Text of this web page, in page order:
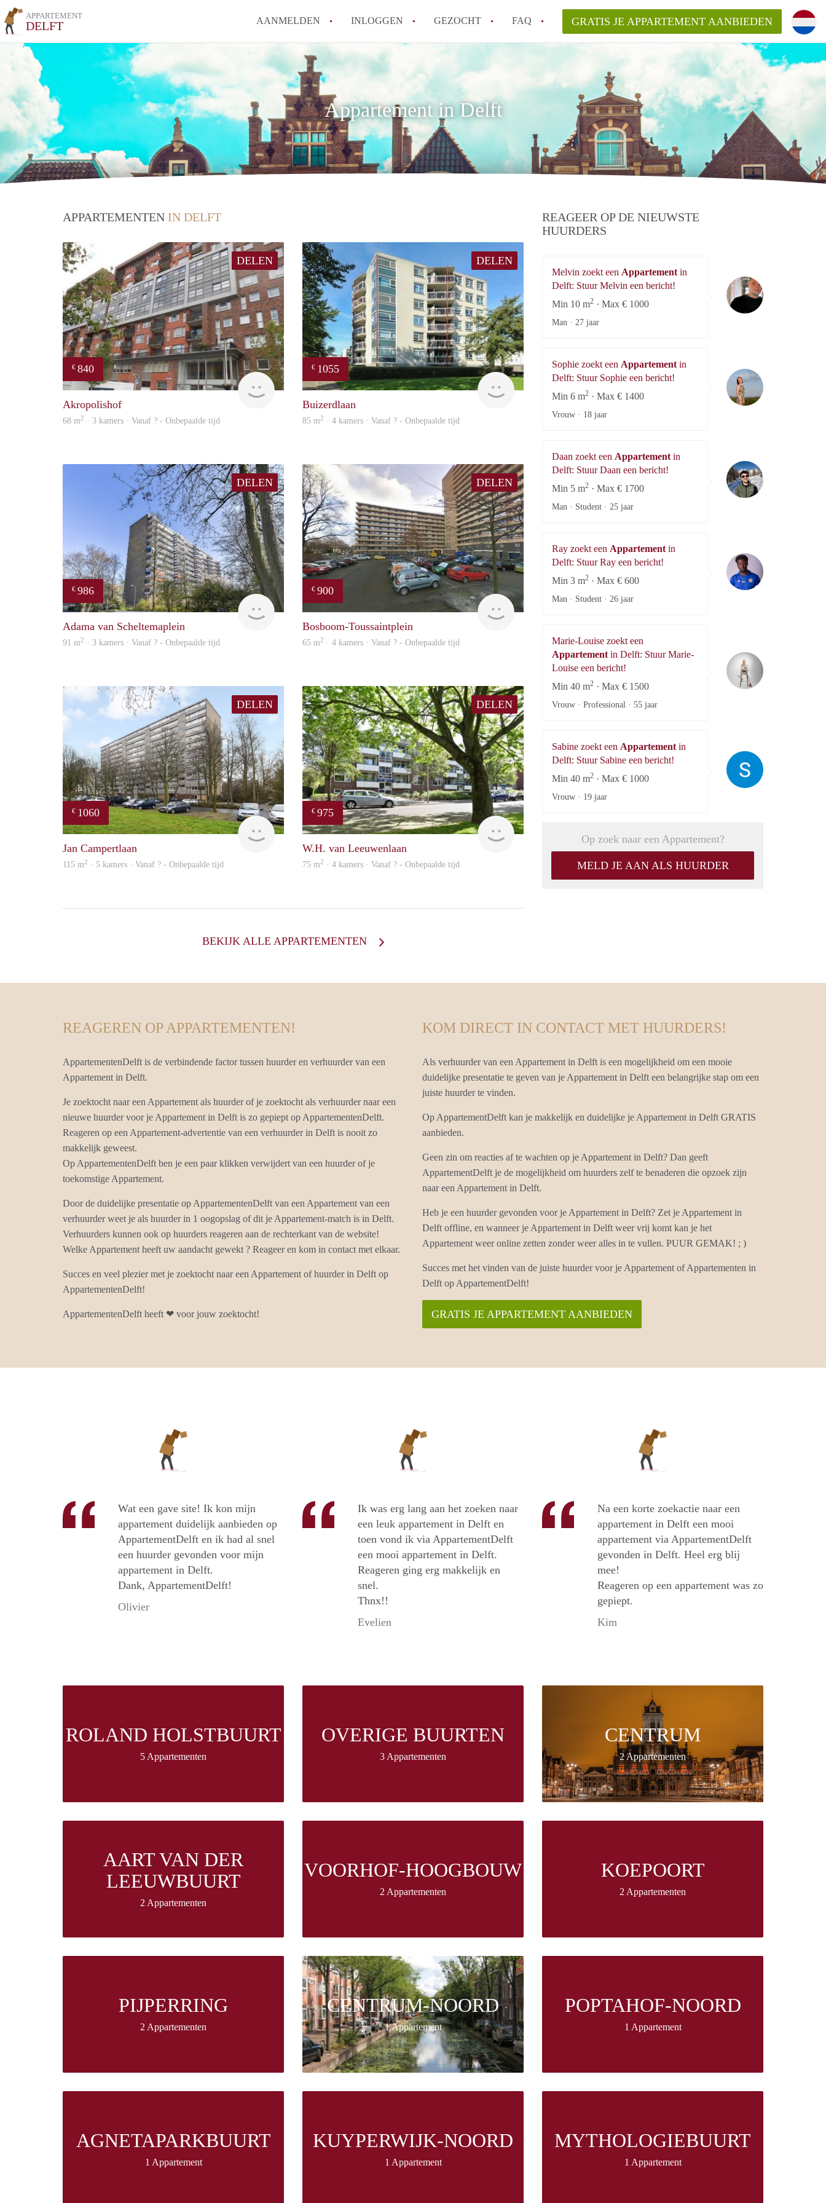
APPARTEMENT
DELFT AANMELDEN INLOGGEN GEZOCHT FAQ
How to translate AppartementDelft!
Wat is AppartementDelft?
Hoeveel kost het om te reageren op een Appartement in Delft?
Wat is de privacyverklaring van AppartementDelft?
Berekent AppartementDelft makelaarsvergoeding/bemiddelingsvergoeding?
Alle veelgestelde vragen
GRATIS JE APPARTEMENT AANBIEDEN
Appartement in Delft
APPARTEMENTEN IN DELFT
DELEN
€ 840
rent
Akropolishof
68 m2 · 3 kamers · Vanaf ? - Onbepaalde tijd
DELEN
€ 1055
rent
Buizerdlaan
85 m2 · 4 kamers · Vanaf ? - Onbepaalde tijd
DELEN
€ 986
finder
Adama van Scheltemaplein
91 m2 · 3 kamers · Vanaf ? - Onbepaalde tijd
DELEN
€ 900
finder
Bosboom-Toussaintplein
65 m2 · 4 kamers · Vanaf ? - Onbepaalde tijd
DELEN
€ 1060
finder
Jan Campertlaan
115 m2 · 5 kamers · Vanaf ? - Onbepaalde tijd
DELEN
€ 975
Woning
W.H. van Leeuwenlaan
75 m2 · 4 kamers · Vanaf ? - Onbepaalde tijd
BEKIJK ALLE APPARTEMENTEN
REAGEER OP DE NIEUWSTE
HUURDERS
Melvin zoekt een Appartement in
Delft: Stuur Melvin een bericht!
Min 10 m2 · Max € 1000
Man · 27 jaar
Sophie zoekt een Appartement in
Delft: Stuur Sophie een bericht!
Min 6 m2 · Max € 1400
Vrouw · 18 jaar
Daan zoekt een Appartement in
Delft: Stuur Daan een bericht!
Min 5 m2 · Max € 1700
Man · Student · 25 jaar
Ray zoekt een Appartement in
Delft: Stuur Ray een bericht!
Min 3 m2 · Max € 600
Man · Student · 26 jaar
Marie-Louise zoekt een
Appartement in Delft: Stuur Marie-
Louise een bericht!
Min 40 m2 · Max € 1500
Vrouw · Professional · 55 jaar
Sabine zoekt een Appartement in
Delft: Stuur Sabine een bericht!
Min 40 m2 · Max € 1000
Vrouw · 19 jaar
Op zoek naar een Appartement?
MELD JE AAN ALS HUURDER
REAGEREN OP APPARTEMENTEN!
AppartementenDelft is de verbindende factor tussen huurder en verhuurder van een
Appartement in Delft.
Je zoektocht naar een Appartement als huurder of je zoektocht als verhuurder naar een
nieuwe huurder voor je Appartement in Delft is zo gepiept op AppartementenDelft.
Reageren op een Appartement-advertentie van een verhuurder in Delft is nooit zo
makkelijk geweest.
Op AppartementenDelft ben je een paar klikken verwijdert van een huurder of je
toekomstige Appartement.
Door de duidelijke presentatie op AppartementenDelft van een Appartement van een
verhuurder weet je als huurder in 1 oogopslag of dit je Appartement-match is in Delft.
Verhuurders kunnen ook op huurders reageren aan de rechterkant van de website!
Welke Appartement heeft uw aandacht gewekt ? Reageer en kom in contact met elkaar.
Succes en veel plezier met je zoektocht naar een Appartement of huurder in Delft op
AppartementenDelft!
AppartementenDelft heeft ❤ voor jouw zoektocht!
KOM DIRECT IN CONTACT MET HUURDERS!
Als verhuurder van een Appartement in Delft is een mogelijkheid om een mooie
duidelijke presentatie te geven van je Appartement in Delft een belangrijke stap om een
juiste huurder te vinden.
Op AppartementDelft kan je makkelijk en duidelijke je Appartement in Delft GRATIS
aanbieden.
Geen zin om reacties af te wachten op je Appartement in Delft? Dan geeft
AppartementDelft je de mogelijkheid om huurders zelf te benaderen die opzoek zijn
naar een Appartement in Delft.
Heb je een huurder gevonden voor je Appartement in Delft? Zet je Appartement in
Delft offline, en wanneer je Appartement in Delft weer vrij komt kan je het
Appartement weer online zetten zonder weer alles in te vullen. PUUR GEMAK! ; )
Succes met het vinden van de juiste huurder voor je Appartement of Appartementen in
Delft op AppartementDelft!
GRATIS JE APPARTEMENT AANBIEDEN
Wat een gave site! Ik kon mijn
appartement duidelijk aanbieden op
AppartementDelft en ik had al snel
een huurder gevonden voor mijn
appartement in Delft.
Dank, AppartementDelft!
Olivier
Ik was erg lang aan het zoeken naar
een leuk appartement in Delft en
toen vond ik via AppartementDelft
een mooi appartement in Delft.
Reageren ging erg makkelijk en
snel.
Thnx!!
Evelien
Na een korte zoekactie naar een
appartement in Delft een mooi
appartement via AppartementDelft
gevonden in Delft. Heel erg blij
mee!
Reageren op een appartement was zo
gepiept.
Kim
ROLAND HOLSTBUURT
5 Appartementen
OVERIGE BUURTEN
3 Appartementen
CENTRUM
2 Appartementen
AART VAN DER
LEEUWBUURT
2 Appartementen
VOORHOF-HOOGBOUW
2 Appartementen
KOEPOORT
2 Appartementen
PIJPERRING
2 Appartementen
CENTRUM-NOORD
1 Appartement
POPTAHOF-NOORD
1 Appartement
AGNETAPARKBUURT
1 Appartement
KUYPERWIJK-NOORD
1 Appartement
MYTHOLOGIEBUURT
1 Appartement